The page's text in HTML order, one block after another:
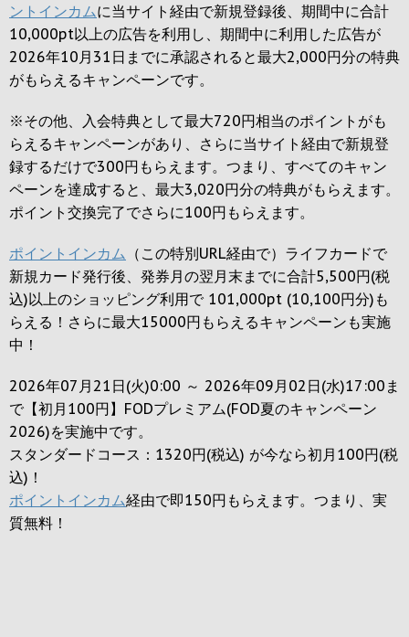
ントインカムに当サイト経由で新規登録後、期間中に合計
10,000pt以上の広告を利用し、期間中に利用した広告が
2026年10月31日までに承認されると最大2,000円分の特典
がもらえるキャンペーンです。
※その他、入会特典として最大720円相当のポイントがも
らえるキャンペーンがあり、さらに当サイト経由で新規登
録するだけで300円 もらえます。つまり、すべてのキャン
ペーンを達成すると、最大3,020円分の特典がもらえます。
ポイント交換完了でさらに100円 もらえます。
ポイントインカム （この特別URL経由で）ライフカードで
新規カード発行後、発券月の翌月末までに合計5,500円(税
込)以上のショッピング利用で 101,000pt (10,100円分)も
らえる！さらに最大15000円もらえるキャンペーンも実施
中！
2026年07月21日(火)0:00 ～ 2026年09月02日(水)17:00ま
で【初月100円】FODプレミアム(FOD夏のキャンペーン
2026)を実施中です。
スタンダードコース：1320円(税込) が今なら初月100円(税
込)！
ポイントインカム経由で即150円もらえます。つまり、実
質無料！